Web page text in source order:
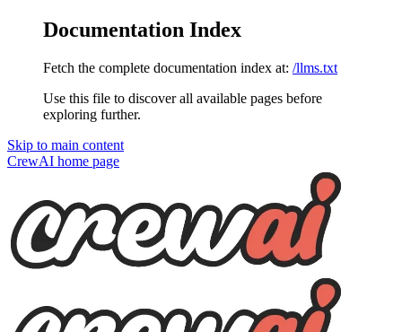
Documentation Index
Fetch the complete documentation index at: /llms.txt
Use this file to discover all available pages before
exploring further.
Skip to main content
CrewAI home page